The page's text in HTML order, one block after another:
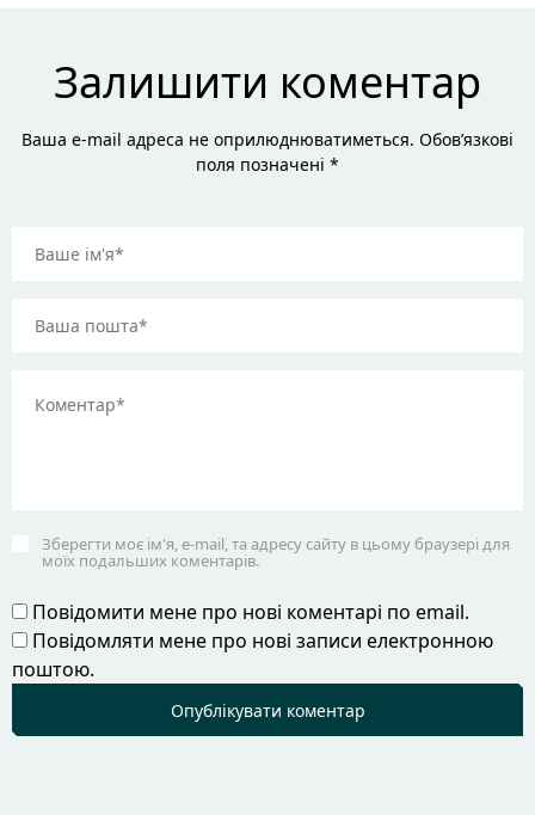
Залишити коментар
Ваша e-mail адреса не оприлюднюватиметься. Обов’язкові
поля позначені *
Зберегти моє ім'я, e-mail, та адресу сайту в цьому браузері для
моїх подальших коментарів.
Повідомити мене про нові коментарі по email.
Повідомляти мене про нові записи електронною
поштою.